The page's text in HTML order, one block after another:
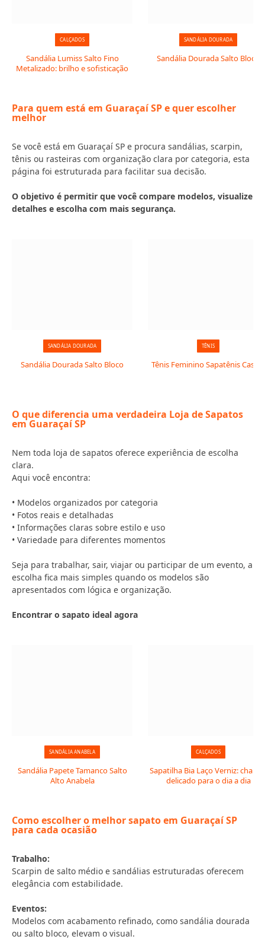
CALÇADOS
Sandália Lumiss Salto Fino
Metalizado: brilho e sofisticação
SANDÁLIA DOURADA
Sandália Dourada Salto Bloco
Para quem está em Guaraçaí SP e quer escolher
melhor
Se você está em Guaraçaí SP e procura sandálias, scarpin,
tênis ou rasteiras com organização clara por categoria, esta
página foi estruturada para facilitar sua decisão.
O objetivo é permitir que você compare modelos, visualize
detalhes e escolha com mais segurança.
SANDÁLIA DOURADA
Sandália Dourada Salto Bloco
TÊNIS
Tênis Feminino Sapatênis Casual
O que diferencia uma verdadeira Loja de Sapatos
em Guaraçaí SP
Nem toda loja de sapatos oferece experiência de escolha
clara.
Aqui você encontra:
• Modelos organizados por categoria
• Fotos reais e detalhadas
• Informações claras sobre estilo e uso
• Variedade para diferentes momentos
Seja para trabalhar, sair, viajar ou participar de um evento, a
escolha fica mais simples quando os modelos são
apresentados com lógica e organização.
Encontrar o sapato ideal agora
SANDÁLIA ANABELA
Sandália Papete Tamanco Salto
Alto Anabela
CALÇADOS
Sapatilha Bia Laço Verniz:
delicado para o dia a dia
Como escolher o melhor sapato em Guaraçaí SP
para cada ocasião
Trabalho:
Scarpin de salto médio e sandálias estruturadas oferecem
elegância com estabilidade.
Eventos:
Modelos com acabamento refinado, como sandália dourada
ou salto bloco, elevam o visual.